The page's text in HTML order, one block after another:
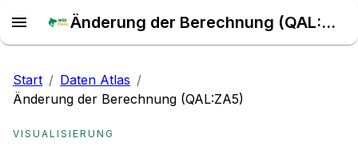
Änderung der Berechnung (QAL:ZA5) – Daten Atlas
Start / Daten Atlas /
Änderung der Berechnung (QAL:ZA5)
VISUALISIERUNG